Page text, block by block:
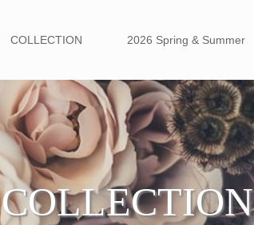
COLLECTION 2026 Spring & Summer
COLLECTION